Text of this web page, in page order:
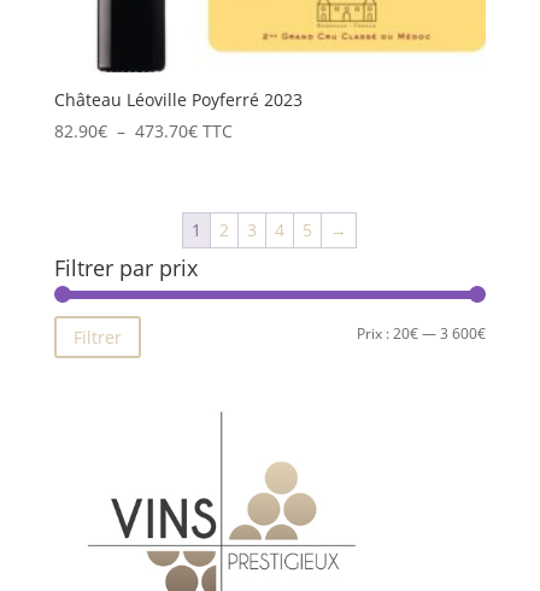
Château Léoville Poyferré 2023
82.90€ – 473.70€Plage
82.90€
à
473.70€
TTC
1 2 3 4 5 →
Filtrer par prix
Prix
Prix
Filtrer Prix :20€—3 600€